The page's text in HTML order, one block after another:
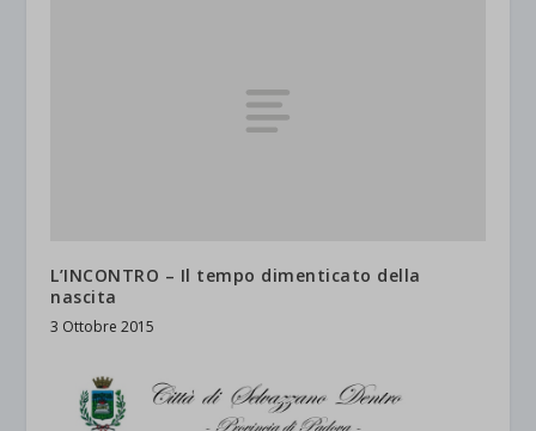
L’INCONTRO – Il tempo dimenticato della
nascita
3 Ottobre 2015